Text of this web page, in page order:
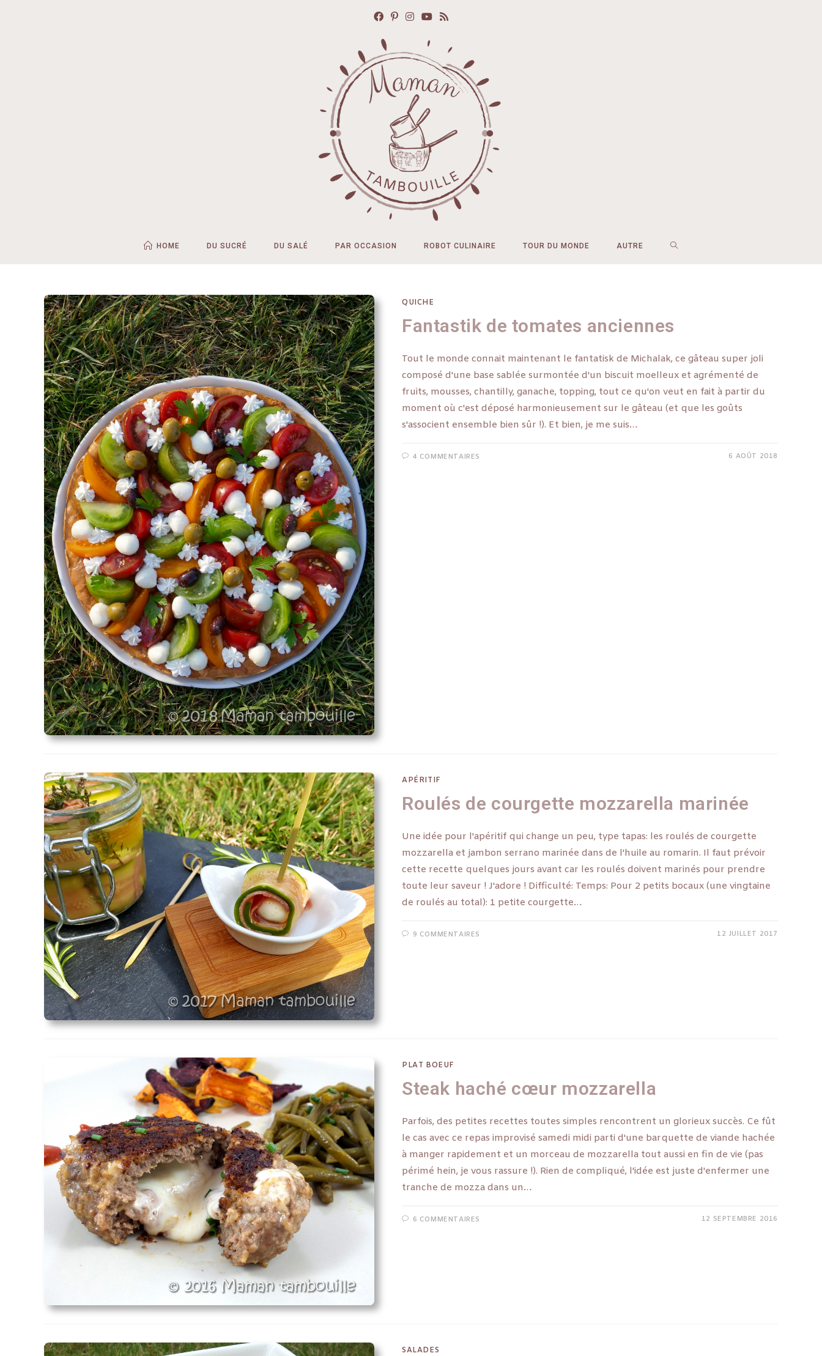
HOME DU SUCRÉ DU SALÉ PAR OCCASION ROBOT CULINAIRE TOUR DU MONDE AUTRE
QUICHE
Fantastik de tomates anciennes
Tout le monde connait maintenant le fantatisk de Michalak, ce gâteau super joli
composé d'une base sablée surmontée d'un biscuit moelleux et agrémenté de
fruits, mousses, chantilly, ganache, topping, tout ce qu'on veut en fait à partir du
moment où c'est déposé harmonieusement sur le gâteau (et que les goûts
s'associent ensemble bien sûr !). Et bien, je me suis…
4 COMMENTAIRES 6 AOÛT 2018
APÉRITIF
Roulés de courgette mozzarella marinée
Une idée pour l'apéritif qui change un peu, type tapas: les roulés de courgette
mozzarella et jambon serrano marinée dans de l'huile au romarin. Il faut prévoir
cette recette quelques jours avant car les roulés doivent marinés pour prendre
toute leur saveur ! J'adore ! Difficulté: Temps: Pour 2 petits bocaux (une vingtaine
de roulés au total): 1 petite courgette…
9 COMMENTAIRES 12 JUILLET 2017
PLAT BOEUF
Steak haché cœur mozzarella
Parfois, des petites recettes toutes simples rencontrent un glorieux succès. Ce fût
le cas avec ce repas improvisé samedi midi parti d'une barquette de viande hachée
à manger rapidement et un morceau de mozzarella tout aussi en fin de vie (pas
périmé hein, je vous rassure !). Rien de compliqué, l'idée est juste d'enfermer une
tranche de mozza dans un…
6 COMMENTAIRES 12 SEPTEMBRE 2016
SALADES